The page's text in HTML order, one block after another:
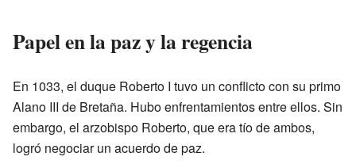
Papel en la paz y la regencia
En 1033, el duque Roberto I tuvo un conflicto con su primo
Alano III de Bretaña. Hubo enfrentamientos entre ellos. Sin
embargo, el arzobispo Roberto, que era tío de ambos,
logró negociar un acuerdo de paz.